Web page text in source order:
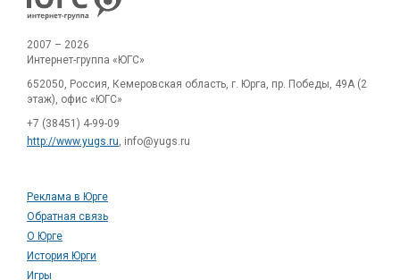
2007 – 2026
Интернет-группа «ЮГС»
652050, Россия, Кемеровская область, г. Юрга, пр. Победы, 49А (2
этаж), офис «ЮГС»
+7 (38451) 4-99-09
http://www.yugs.ru, info@yugs.ru
Реклама в Юрге
Обратная связь
О Юрге
История Юрги
Игры